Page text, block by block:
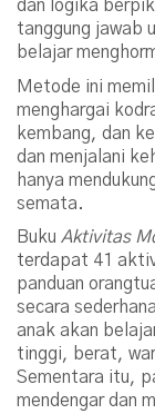
dan logika
tanggung jawab
belajar
Metode ini
menghargai
kembang, dan
dan menjalani
hanya
semata.
Buku Aktivitas
terdapat 41
panduan
secara
anak akan
tinggi, berat,
Sementara itu,
mendengar dan